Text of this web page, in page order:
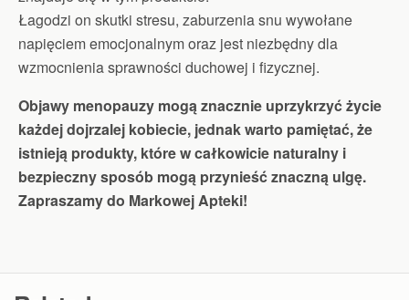
Łagodzi on skutki stresu, zaburzenia snu wywołane
napięciem emocjonalnym oraz jest niezbędny dla
wzmocnienia sprawności duchowej i fizycznej.
Objawy menopauzy mogą znacznie uprzykrzyć życie
każdej dojrzalej kobiecie, jednak warto pamiętać, że
istnieją produkty, które w całkowicie naturalny i
bezpieczny sposób mogą przynieść znaczną ulgę.
Zapraszamy do Markowej Apteki!